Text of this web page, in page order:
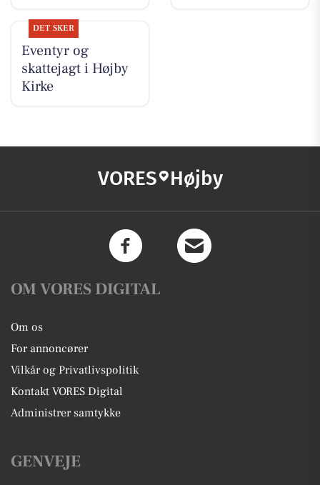
DET SKER
Eventyr og
skattejagt i Højby
Kirke
VORES Højby
OM VORES DIGITAL
Om os
For annoncører
Vilkår og Privatlivspolitik
Kontakt VORES Digital
Administrer samtykke
GENVEJE